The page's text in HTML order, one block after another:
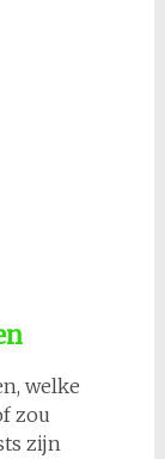
welke
zou
zijn